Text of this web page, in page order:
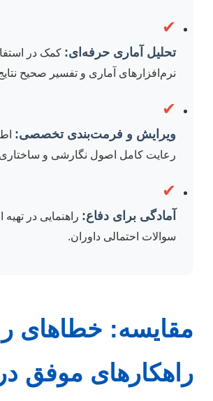
✔
تحلیل آماری حرفه‌ای: کمک در
نرم‌افزارهای آماری و تفسیر صحیح
✔
ویرایش و فرمت‌بندی تخصصی:
رعایت کامل اصول نگارشی و
✔
آمادگی برای دفاع: راهنمایی در تهیه
سوالات احتمالی داوران.
مقایسه: خطاهای
راهکارهای موفق